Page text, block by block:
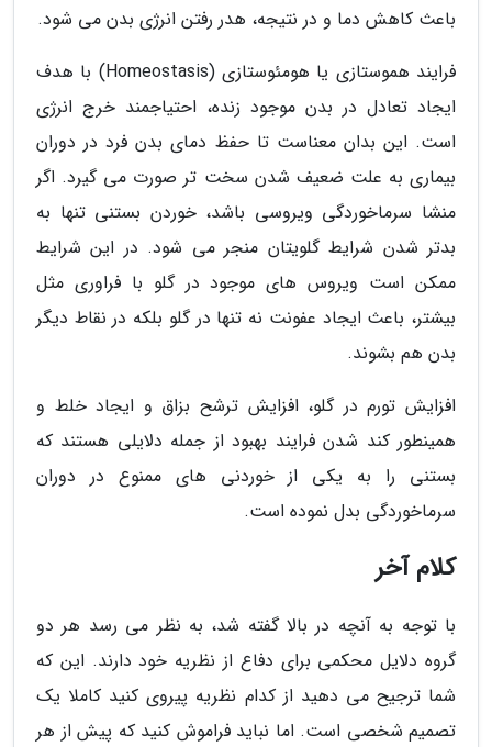
باعث کاهش دما و در نتیجه، هدر رفتن انرژی بدن می شود.
فرایند هموستازی یا هومئوستازی (Homeostasis) با هدف
ایجاد تعادل در بدن موجود زنده، احتیاجمند خرج انرژی
است. این بدان معناست تا حفظ دمای بدن فرد در دوران
بیماری به علت ضعیف شدن سخت تر صورت می گیرد. اگر
منشا سرماخوردگی ویروسی باشد، خوردن بستنی تنها به
بدتر شدن شرایط گلویتان منجر می شود. در این شرایط
ممکن است ویروس های موجود در گلو با فراوری مثل
بیشتر، باعث ایجاد عفونت نه تنها در گلو بلکه در نقاط دیگر
بدن هم بشوند.
افزایش تورم در گلو، افزایش ترشح بزاق و ایجاد خلط و
همینطور کند شدن فرایند بهبود از جمله دلایلی هستند که
بستنی را به یکی از خوردنی های ممنوع در دوران
سرماخوردگی بدل نموده است.
کلام آخر
با توجه به آنچه در بالا گفته شد، به نظر می رسد هر دو
گروه دلایل محکمی برای دفاع از نظریه خود دارند. این که
شما ترجیح می دهید از کدام نظریه پیروی کنید کاملا یک
تصمیم شخصی است. اما نباید فراموش کنید که پیش از هر